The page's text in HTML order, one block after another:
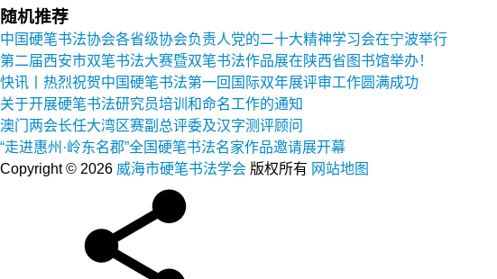
随机推荐
中国硬笔书法协会各省级协会负责人党的二十大精神学习会在宁波举行
第二届西安市双笔书法大赛暨双笔书法作品展在陕西省图书馆举办！
快讯丨热烈祝贺中国硬笔书法第一回国际双年展评审工作圆满成功
关于开展硬笔书法研究员培训和命名工作的通知
澳门两会长任大湾区赛副总评委及汉字测评顾问
“走进惠州·岭东名郡”全国硬笔书法名家作品邀请展开幕
Copyright © 2026 威海市硬笔书法学会 版权所有 网站地图